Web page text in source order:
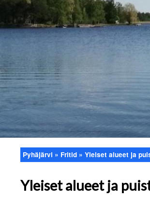
Länkstig
Pyhäjärvi Fritid Yleiset alueet ja
Yleiset alueet ja